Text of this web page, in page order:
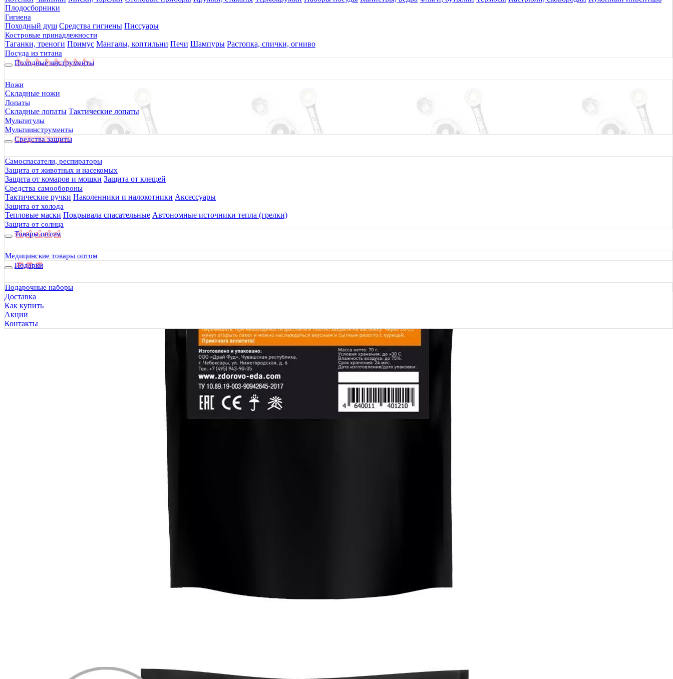
Плодосборники
Гигиена
Походный душ Средства гигиены Писсуары
Костровые принадлежности
Таганки, треноги Примус Мангалы, коптильни Печи Шампуры Растопка, спички, огниво
Посуда из титана
Походные инструменты
Ножи
Складные ножи
Лопаты
Складные лопаты Тактические лопаты
Мультитулы
Мультиинструменты
Средства защиты
Самоспасатели, респираторы
Защита от животных и насекомых
Защита от комаров и мошки Защита от клещей
Средства самообороны
Тактические ручки Наколенники и налокотники Аксессуары
Защита от холода
Тепловые маски Покрывала спасательные Автономные источники тепла (грелки)
Защита от солнца
Товары оптом
Медицинские товары оптом
Подарки
Подарочные наборы
Доставка
Как купить
Акции
Контакты